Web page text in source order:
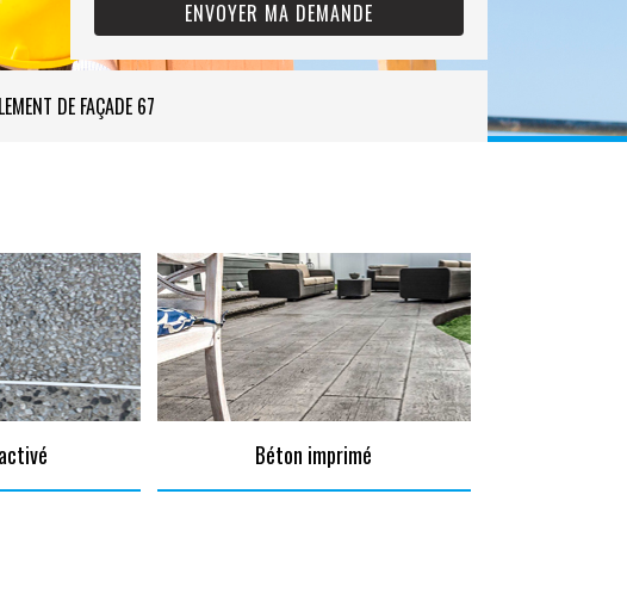
DE FAÇADE 67
Béton imprimé